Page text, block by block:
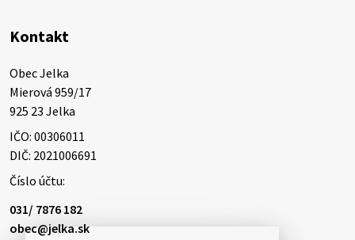
Smútočný oznam: 05.08.2026 1/ Vážení obyvatelia!S
hlbokým zármutkom Vám oznamujeme, že vo veku
73 rokov nás opustila Irena Tanková, rodená
Tanková. Pohreb zosnulej bude dňa 6.08.20…
5. augusta 2026 12:59
Kontakt
Obec Jelka
Mierová 959/17
925 23 Jelka
IČO: 00306011
DIČ: 2021006691
Číslo účtu:
031/ 7876 182
obec@jelka.sk